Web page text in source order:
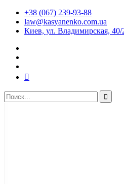
+38 (067) 239-93-88
law@kasyanenko.com.ua
Киев, ул. Владимирская,